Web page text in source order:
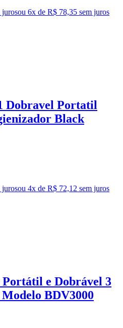
jurosou 6x de R$ 78,35 sem juros
Dobravel Portatil
Black
jurosou 4x de R$ 72,12 sem juros
e Dobrável 3
BDV3000